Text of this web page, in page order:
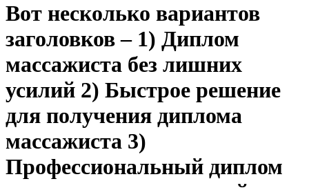
Вот несколько вариантов
заголовков – 1) Диплом
массажиста без лишних
усилий 2) Быстрое решение
для получения диплома
массажиста 3)
Профессиональный диплом